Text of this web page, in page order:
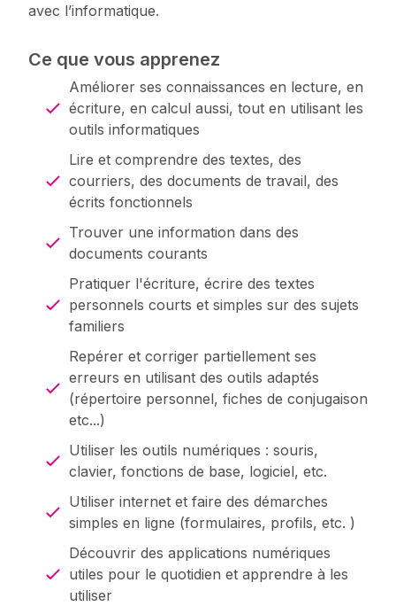
avec l’informatique.
Ce que vous apprenez
Améliorer ses connaissances en lecture, en
écriture, en calcul aussi, tout en utilisant les
outils informatiques
Lire et comprendre des textes, des
courriers, des documents de travail, des
écrits fonctionnels
Trouver une information dans des
documents courants
Pratiquer l'écriture, écrire des textes
personnels courts et simples sur des sujets
familiers
Repérer et corriger partiellement ses
erreurs en utilisant des outils adaptés
(répertoire personnel, fiches de conjugaison
etc...)
Utiliser les outils numériques : souris,
clavier, fonctions de base, logiciel, etc.
Utiliser internet et faire des démarches
simples en ligne (formulaires, profils, etc. )
Découvrir des applications numériques
utiles pour le quotidien et apprendre à les
utiliser